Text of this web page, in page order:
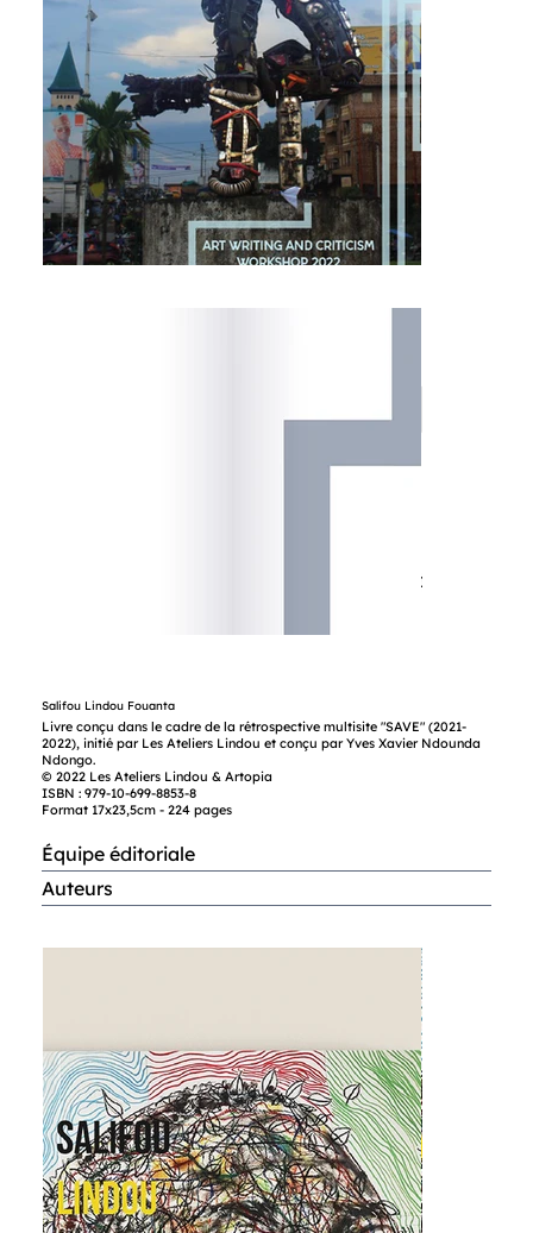
Salifou Lindou Fouanta
Livre conçu dans le cadre de la rétrospective multisite "SAVE" (2021-
2022), initié par Les Ateliers Lindou et conçu par Yves Xavier Ndounda
Ndongo.
© 2022 Les Ateliers Lindou & Artopia
ISBN : 979-10-699-8853-8
Format 17x23,5cm - 224 pages
Équipe éditoriale
Auteurs